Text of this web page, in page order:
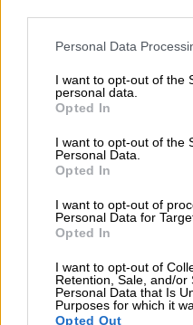
Please note that this
not limited to your visit or
grant or deny consent to
use your data for below
consent section.
Personal Data
I want to opt-out of the
personal data.
Opted In
I want to opt-out of the
Personal Data.
Opted In
I want to opt-out of
Personal Data for
Opted In
I want to opt-out of
Retention, Sale, and/or
Personal Data that Is
Purposes for which it
Opted Out
κήρυξη νέας
υποχωρούμε.
Το Δ.Σ. της Δ.Ο.Ε.
συμμετέχουν
ενάντια στην
αντεπιστημονική
νόμου 4823/21 και
Απόφασης. Η πολύ
και στις Γενικές
σε όλη τη χώρα, το
διάστημα, σε